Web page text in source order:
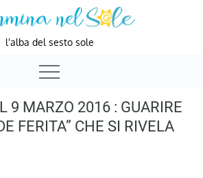
l'alba del sesto sole
9 MARZO 2016 : GUARIRE
FERITA” CHE SI RIVELA